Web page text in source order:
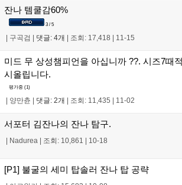
잔나 템쿨감60%
3 / 5
구곡검 댓글: 4개 조회: 17,418 11-15
미드 무 상성챔피언을 아십니까 ??. 시즈7때
시올립니다.
평가중 (1)
| 양만츈 | 댓글: 2개 | 조회: 11,435 | 11-02
서포터 김잔나의 잔나 탐구.
| Nadurea | 조회: 10,861 | 10-18
[P1] 불굴의 세미 탑솔러 잔나 탑 공략